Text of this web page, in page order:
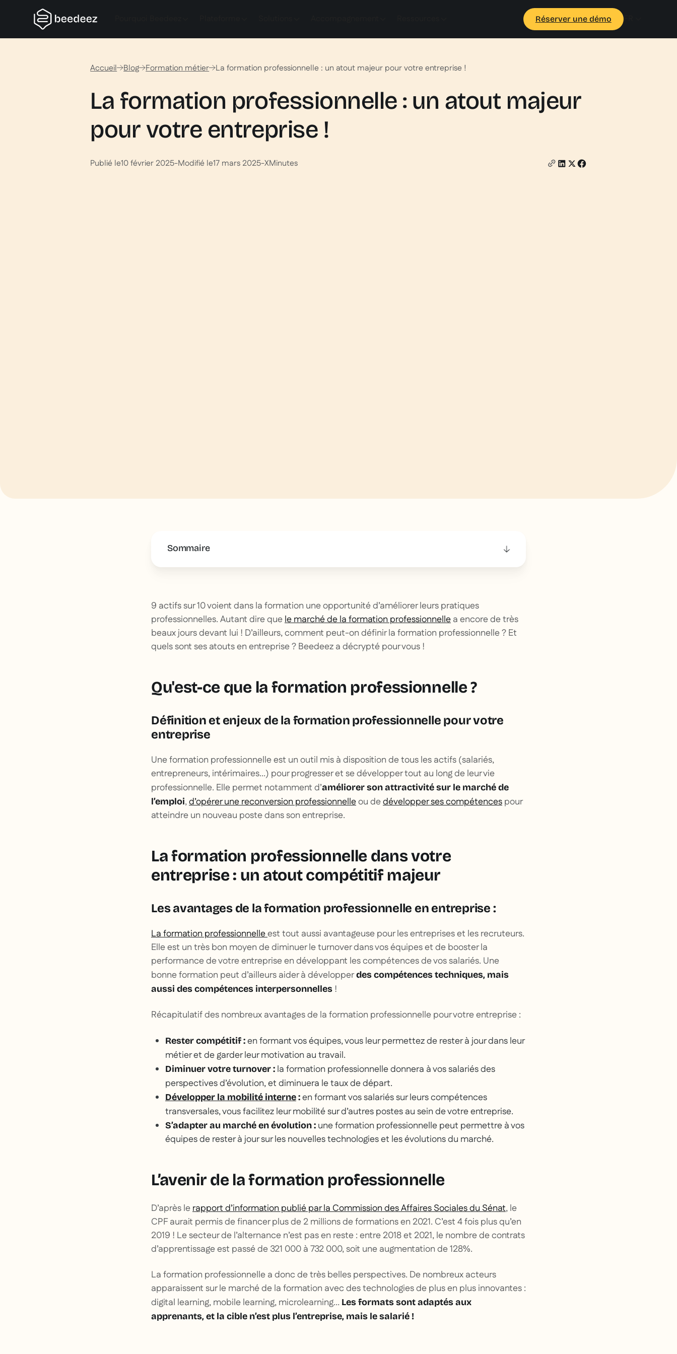
Réserver une démo FR
Accueil Blog Formation métier La formation professionnelle : un atout majeur pour votre entreprise !
La formation professionnelle : un atout majeur
pour votre entreprise !
Publié le10 février 2025-Modifié le17 mars 2025-XMinutes
Sommaire
9 actifs sur 10 voient dans la formation une opportunité d’améliorer leurs pratiques
professionnelles. Autant dire quele marché de la formation professionnellea encore de très
beaux jours devant lui ! D’ailleurs, comment peut-on définir la formation professionnelle ? Et
quels sont ses atouts en entreprise ? Beedeez a décrypté pour vous !
Qu'est-ce que la formation professionnelle ?
Définition et enjeux de la formation professionnelle pour votre
entreprise
Une formation professionnelle est un outil mis à disposition de tous les actifs (salariés,
entrepreneurs, intérimaires…) pour progresser et se développer tout au long de leur vie
professionnelle. Elle permet notamment d’améliorer son attractivité sur le marché de
l’emploi,d’opérer une reconversion professionnelleou dedévelopper ses compétencespour
atteindre un nouveau poste dans son entreprise.
La formation professionnelle dans votre
entreprise : un atout compétitif majeur
Les avantages de la formation professionnelle en entreprise :
La formation professionnelleest tout aussi avantageuse pour les entreprises et les recruteurs.
Elle est un très bon moyen de diminuer le turnover dans vos équipes et de booster la
performance de votre entreprise en développant les compétences de vos salariés. Une
bonne formation peut d’ailleurs aider à développerdes compétences techniques, mais
aussi des compétences interpersonnelles !
Récapitulatif des nombreux avantages de la formation professionnelle pour votre entreprise :
Rester compétitif :en formant vos équipes, vous leur permettez de rester à jour dans leur
métier et de garder leur motivation au travail.
Diminuer votre turnover : la formation professionnelle donnera à vos salariés des
perspectives d’évolution, et diminuera le taux de départ.
Développer la mobilité interne:en formant vos salariés sur leurs compétences
transversales, vous facilitez leur mobilité sur d’autres postes au sein de votre entreprise.
S’adapter au marché en évolution : une formation professionnelle peut permettre à vos
équipes de rester à jour sur les nouvelles technologies et les évolutions du marché.
L’avenir de la formation professionnelle
D’après lerapport d’information publié par la Commission des Affaires Sociales du Sénat, le
CPF aurait permis de financer plus de 2 millions de formations en 2021. C’est 4 fois plus qu’en
2019 ! Le secteur de l’alternance n’est pas en reste : entre 2018 et 2021, le nombre de contrats
d’apprentissage est passé de 321 000 à 732 000, soit une augmentation de 128%.
La formation professionnelle a donc de très belles perspectives. De nombreux acteurs
apparaissent sur le marché de la formation avec des technologies de plus en plus innovantes :
digital learning, mobile learning, microlearning… Les formats sont adaptés aux
apprenants, et la cible n’est plus l’entreprise, mais le salarié !